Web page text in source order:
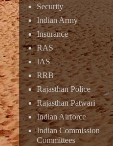
Security
Indian Army
Insurance
RAS
IAS
RRB
Rajasthan Police
Rajasthan Patwari
Indian Airforce
Indian Commission
Committees